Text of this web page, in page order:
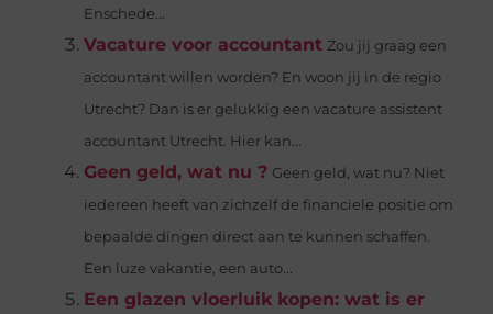
Enschede...
Vacature voor accountant Zou jij graag een
accountant willen worden? En woon jij in de regio
Utrecht? Dan is er gelukkig een vacature assistent
accountant Utrecht. Hier kan...
Geen geld, wat nu ? Geen geld, wat nu? Niet
iedereen heeft van zichzelf de financiele positie om
bepaalde dingen direct aan te kunnen schaffen.
Een luze vakantie, een auto...
Een glazen vloerluik kopen: wat is er